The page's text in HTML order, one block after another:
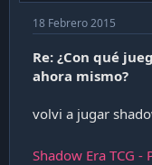
18 Febrero 2015
Re: ¿Con qué
ahora mismo?
volvi a jugar
Shadow Era TCG -